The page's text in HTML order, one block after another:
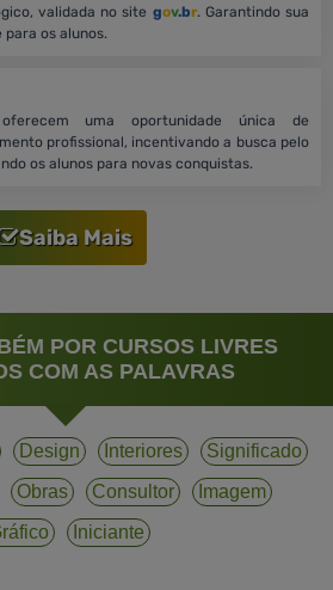
validada no site gov.br. Garantindo sua
os alunos.
uma oportunidade única de
profissional, incentivando a busca pelo
os alunos para novas conquistas.
Saiba Mais
POR CURSOS LIVRES
COM AS PALAVRAS
Design Interiores
Significado
Obras Consultor
Imagem
Iniciante